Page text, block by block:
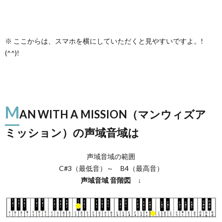
※ ここからは、スマホを横にしていただくと見やすいですよ。!
(^^)!
MAN WITH A MISSION（マンウィズア
ミッション）の声域音域は
声域音域の範囲
C#3（最低音）～ B4（最高音）
声域音域音階図 ↓